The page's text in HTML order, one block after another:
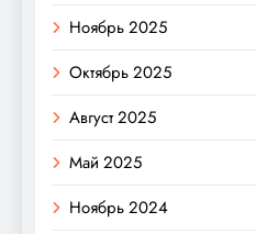
Ноябрь 2025
Октябрь 2025
Август 2025
Май 2025
Ноябрь 2024